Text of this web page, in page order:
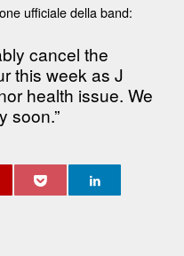
ufficiale della band:
cancel the
this week as J
health issue. We
soon.”